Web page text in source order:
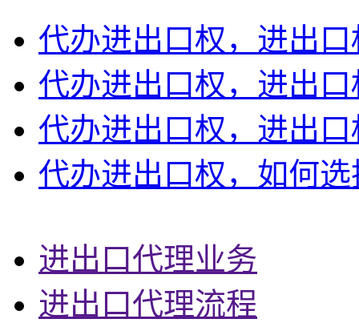
代办进出口权，进出
代办进出口权，进出
代办进出口权，进出
代办进出口权，如何
进出口代理业务
进出口代理流程